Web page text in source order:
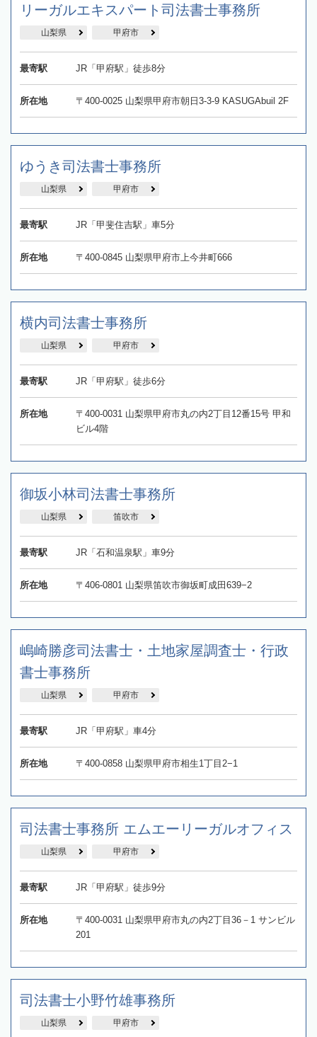
リーガルエキスパート司法書士事務所
山梨県 甲府市
最寄駅 JR「甲府駅」徒歩8分
所在地 〒400-0025 山梨県甲府市朝日3-3-9 KASUGAbuil 2F
ゆうき司法書士事務所
山梨県 甲府市
最寄駅 JR「甲斐住吉駅」車5分
所在地 〒400-0845 山梨県甲府市上今井町666
横内司法書士事務所
山梨県 甲府市
最寄駅 JR「甲府駅」徒歩6分
所在地
〒400-0031 山梨県甲府市丸の内2丁目12番15号 甲和
ビル4階
御坂小林司法書士事務所
山梨県 笛吹市
最寄駅 JR「石和温泉駅」車9分
所在地 〒406-0801 山梨県笛吹市御坂町成田639−2
嶋崎勝彦司法書士・土地家屋調査士・行政
書士事務所
山梨県 甲府市
最寄駅 JR「甲府駅」車4分
所在地 〒400-0858 山梨県甲府市相生1丁目2−1
司法書士事務所 エムエーリーガルオフィス
山梨県 甲府市
最寄駅 JR「甲府駅」徒歩9分
所在地
〒400-0031 山梨県甲府市丸の内2丁目36－1 サンビル
201
司法書士小野竹雄事務所
山梨県 甲府市